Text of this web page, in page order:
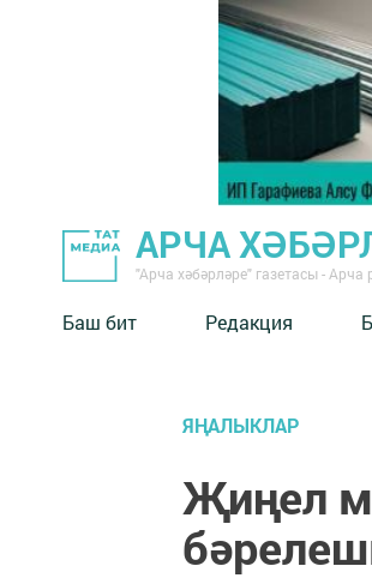
АРЧА
"Арча хәбәрләре" газетасы - Арча
Баш бит Редакция
ЯҢАЛЫКЛАР
Җиңел